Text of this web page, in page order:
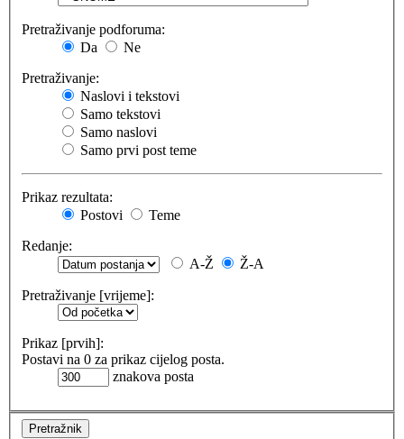
Pretraživanje podforuma:
Da
Ne
Pretraživanje:
Naslovi i tekstovi
Samo tekstovi
Samo naslovi
Samo prvi post teme
Prikaz rezultata:
Postovi
Teme
Redanje:
A-Ž
Ž-A
Pretraživanje [vrijeme]:
Prikaz [prvih]:
Postavi na 0 za prikaz cijelog posta.
znakova posta